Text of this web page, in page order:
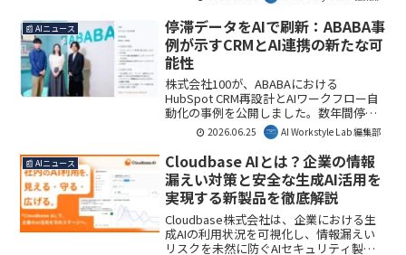
がトップであることが明らかになりまし
た。本レポートは、AIのビジネス活用を
推進する上で不可欠な具体的な活用領域
と課題を浮き彫りにしています。AI
Workstyle Lab編集部としては、この結果
が今後の企業におけるAI戦略策定の重要
な指針となると考えます。
📰 AIニュース
停滞データをAIで刷新：ABABA事
例が示すCRMとAI連携の新たな可
能性
株式会社100が、ABABAにおける
HubSpot CRM再設計とAIワークフロー自
動化の事例を公開しました。数年間停滞
していた企業データがAIにより自動更新
されるようになり、データドリブンな営
業体制の基盤が構築されたことは、多く
の企業にとってデータ活用の重要性を示
すものです。AI Workstyle Lab編集部とし
ては、既存システムを活かしつつAIで課
題を解決するアプローチに注目していま
す。
2026.06.25 AI Workstyle Lab 編集部
📰 AIニュース
Cloudbase AIとは？企業の情報
漏えい対策と安全な生成AI活用を
実現する新製品を徹底解説
Cloudbase株式会社は、企業における生
成AIの利用状況を可視化し、情報漏えい
リスクを未然に防ぐAIセキュリティ製品